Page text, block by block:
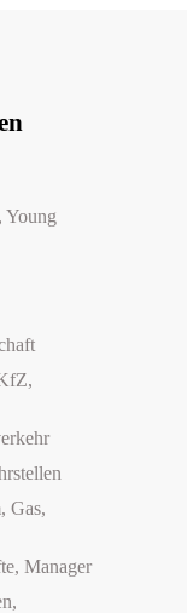
Young
Gas,
Manager